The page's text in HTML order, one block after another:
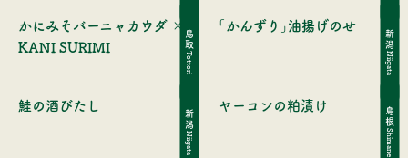
鳥取
Tottori
かにみそバーニャカウダ ×
KANI SURIMI
新潟
Niigata
「かんずり」油揚げのせ
新潟
Niigata
鮭の酒びたし
島根
Shimane
ヤーコンの粕漬け